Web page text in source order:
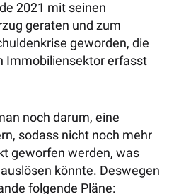
2021 mit seinen
geraten und zum
geworden, die
Immobiliensektor erfasst
noch darum, eine
sodass nicht noch mehr
geworfen werden, was
könnte. Deswegen
folgende Pläne: